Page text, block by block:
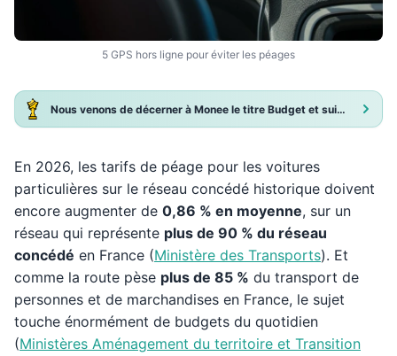
5 GPS hors ligne pour éviter les péages
Nous venons de décerner à Monee le titre Budget et suivi de dépenses 2025 !
En 2026, les tarifs de péage pour les voitures
particulières sur le réseau concédé historique doivent
encore augmenter de 0,86 % en moyenne, sur un
réseau qui représente plus de 90 % du réseau
concédé en France (Ministère des Transports). Et
comme la route pèse plus de 85 % du transport de
personnes et de marchandises en France, le sujet
touche énormément de budgets du quotidien
(Ministères Aménagement du territoire et Transition